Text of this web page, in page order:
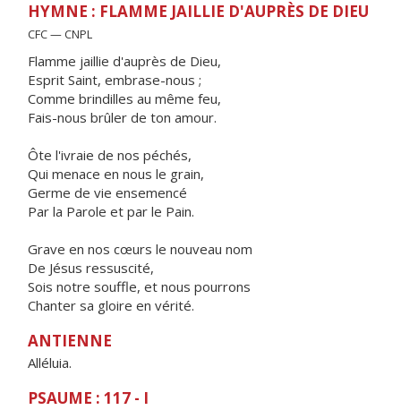
HYMNE : FLAMME JAILLIE D'AUPRÈS DE DIEU
CFC — CNPL
Flamme jaillie d'auprès de Dieu,
Esprit Saint, embrase-nous ;
Comme brindilles au même feu,
Fais-nous brûler de ton amour.
Ôte l'ivraie de nos péchés,
Qui menace en nous le grain,
Germe de vie ensemencé
Par la Parole et par le Pain.
Grave en nos cœurs le nouveau nom
De Jésus ressuscité,
Sois notre souffle, et nous pourrons
Chanter sa gloire en vérité.
ANTIENNE
Alléluia.
PSAUME : 117 - I